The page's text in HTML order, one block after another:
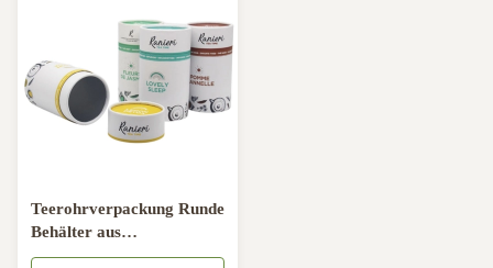
Teerohrverpackung Runde
Behälter aus
Aluminiumfolie für